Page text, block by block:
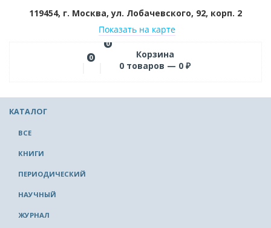
119454, г. Москва, ул. Лобачевского, 92, корп. 2
Показать на карте
0
0
Корзина
0 товаров — 0 ₽
КАТАЛОГ
ВСЕ
КНИГИ
ПЕРИОДИЧЕСКИЙ
НАУЧНЫЙ
ЖУРНАЛ